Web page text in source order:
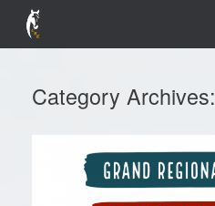
Category Archives: